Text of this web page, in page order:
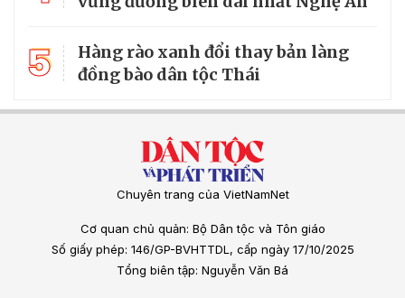
5
Hàng rào xanh đổi thay bản làng
đồng bào dân tộc Thái
Chuyên trang của VietNamNet
Cơ quan chủ quản: Bộ Dân tộc và Tôn giáo
Số giấy phép: 146/GP-BVHTTDL, cấp ngày 17/10/2025
Tổng biên tập: Nguyễn Văn Bá